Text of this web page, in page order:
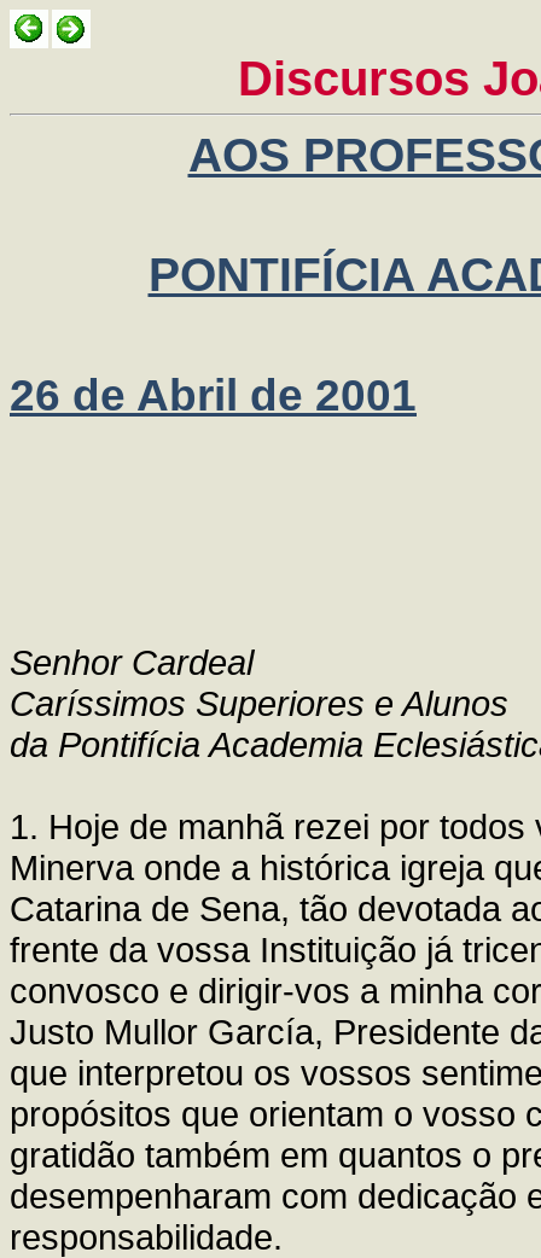
Discursos
AOS
PONTIFÍCIA
26 de Abril de 2001
Senhor Cardeal
Caríssimos Superiores e Alunos
da Pontifícia Academia
1. Hoje de manhã rezei por
Minerva onde a histórica igreja
Catarina de Sena, tão devotada
frente da vossa Instituição já
convosco e dirigir-vos a minha
Justo Mullor García, Presidente
que interpretou os vossos
propósitos que orientam o vosso
gratidão também em quantos o
desempenharam com dedicação
responsabilidade.